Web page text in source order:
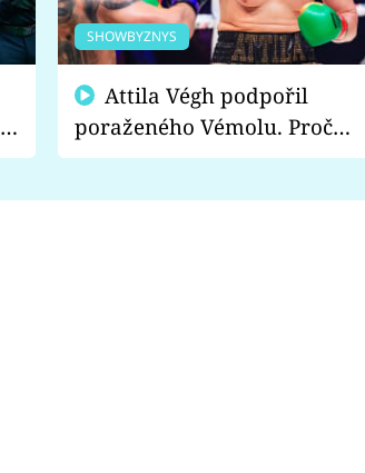
SHOWBYZNYS
poraženého Vémolu. Proč
chce raději zápasit s ním než